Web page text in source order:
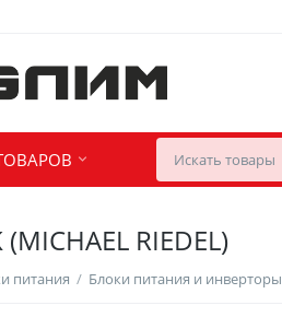
RIEDEL)
питания / Блоки питания и инверторы